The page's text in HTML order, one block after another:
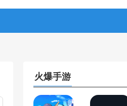
火爆手游